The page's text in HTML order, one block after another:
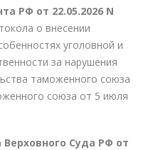
РФ от 22.05.2026 N
о внесении
уголовной и
за нарушения
таможенного союза
союза от 5 июля
Суда РФ от